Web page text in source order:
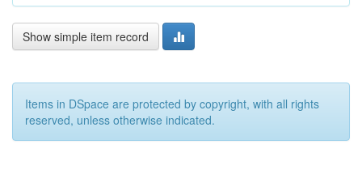
Show simple item record
Items in DSpace are protected by copyright, with all rights
reserved, unless otherwise indicated.